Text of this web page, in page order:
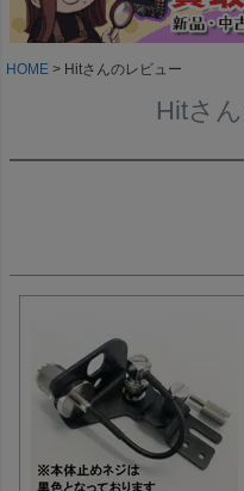
HOME Hitさんのレビュー
Hitさ